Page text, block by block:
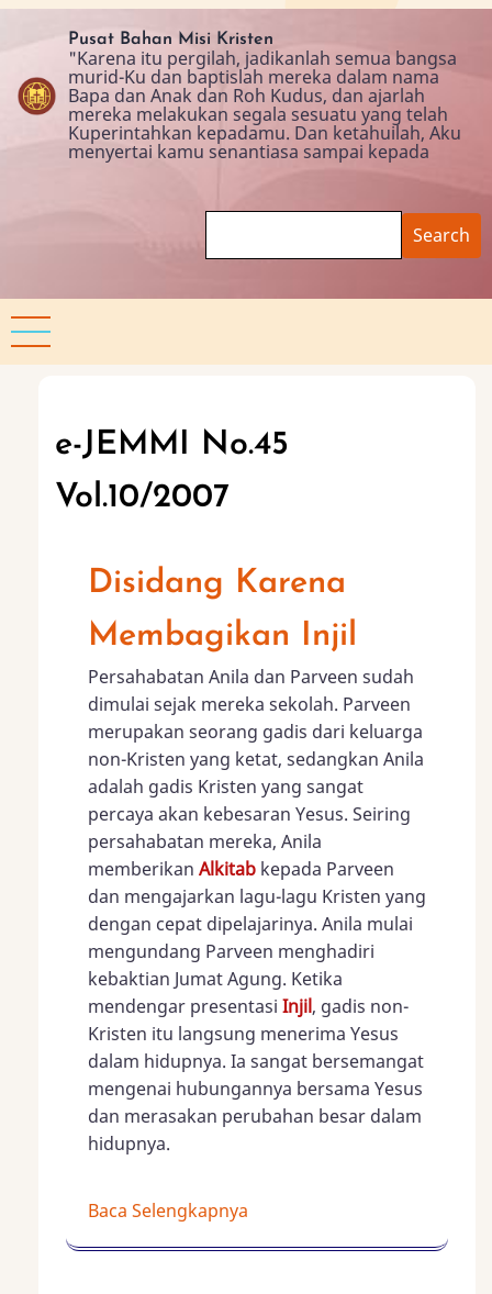
Skip
content
Pusat Bahan Misi Kristen
"Karena itu pergilah, jadikanlah semua bangsa
murid-Ku dan baptislah mereka dalam nama
Bapa dan Anak dan Roh Kudus, dan ajarlah
mereka melakukan segala sesuatu yang telah
Kuperintahkan kepadamu. Dan ketahuilah, Aku
menyertai kamu senantiasa sampai kepada
e-JEMMI No.45
Vol.10/2007
Disidang Karena
Membagikan Injil
Persahabatan Anila dan Parveen sudah
dimulai sejak mereka sekolah. Parveen
merupakan seorang gadis dari keluarga
non-Kristen yang ketat, sedangkan Anila
adalah gadis Kristen yang sangat
percaya akan kebesaran Yesus. Seiring
persahabatan mereka, Anila
memberikan Alkitab kepada Parveen
dan mengajarkan lagu-lagu Kristen yang
dengan cepat dipelajarinya. Anila mulai
mengundang Parveen menghadiri
kebaktian Jumat Agung. Ketika
mendengar presentasi Injil, gadis non-
Kristen itu langsung menerima Yesus
dalam hidupnya. Ia sangat bersemangat
mengenai hubungannya bersama Yesus
dan merasakan perubahan besar dalam
hidupnya.
Baca Selengkapnya